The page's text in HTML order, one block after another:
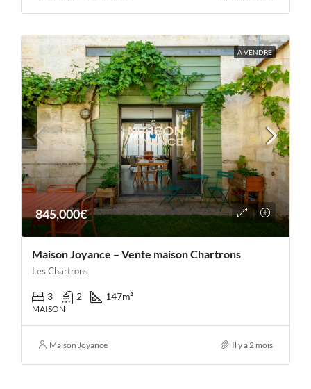
À VENDRE
845,000€
Maison Joyance – Vente maison Chartrons
Les Chartrons
3 2 147m²
MAISON
Maison Joyance Il y a 2 mois